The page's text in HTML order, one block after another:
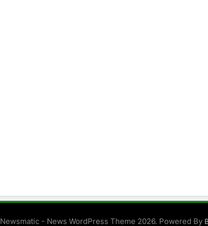
Newsmatic - News WordPress Theme 2026. Powered By